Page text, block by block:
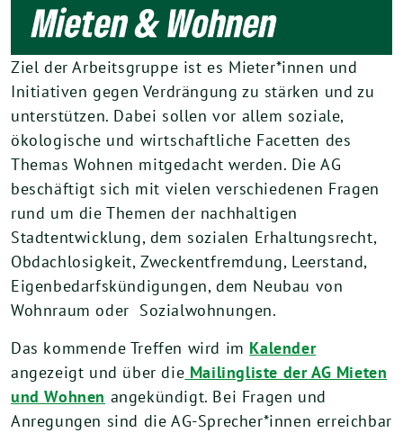
Ziel der Arbeitsgruppe ist es Mieter*innen und
Initiativen gegen Verdrängung zu stärken und zu
unterstützen. Dabei sollen vor allem soziale,
ökologische und wirtschaftliche Facetten des
Themas Wohnen mitgedacht werden. Die AG
beschäftigt sich mit vielen verschiedenen Fragen
rund um die Themen der nachhaltigen
Stadtentwicklung, dem sozialen Erhaltungsrecht,
Obdachlosigkeit, Zweckentfremdung, Leerstand,
Eigenbedarfskündigungen, dem Neubau von
Wohnraum oder Sozialwohnungen.
Das kommende Treffen wird im Kalender
angezeigt und über die Mailingliste der AG Mieten
und Wohnen angekündigt. Bei Fragen und
Anregungen sind die AG-Sprecher*innen erreichbar